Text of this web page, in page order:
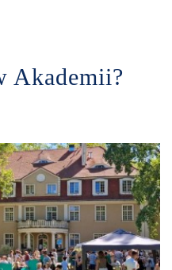
Akademii?